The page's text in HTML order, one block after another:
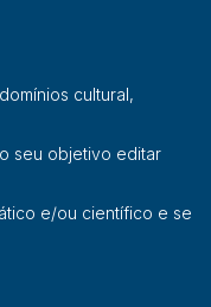
cultural,
seu objetivo editar
e/ou científico e se